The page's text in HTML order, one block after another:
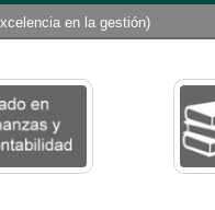
en la gestión)